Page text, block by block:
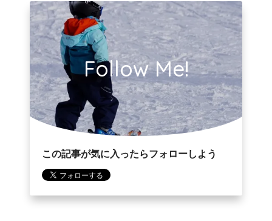
Follow Me!
この記事が気に入ったらフォローしよう